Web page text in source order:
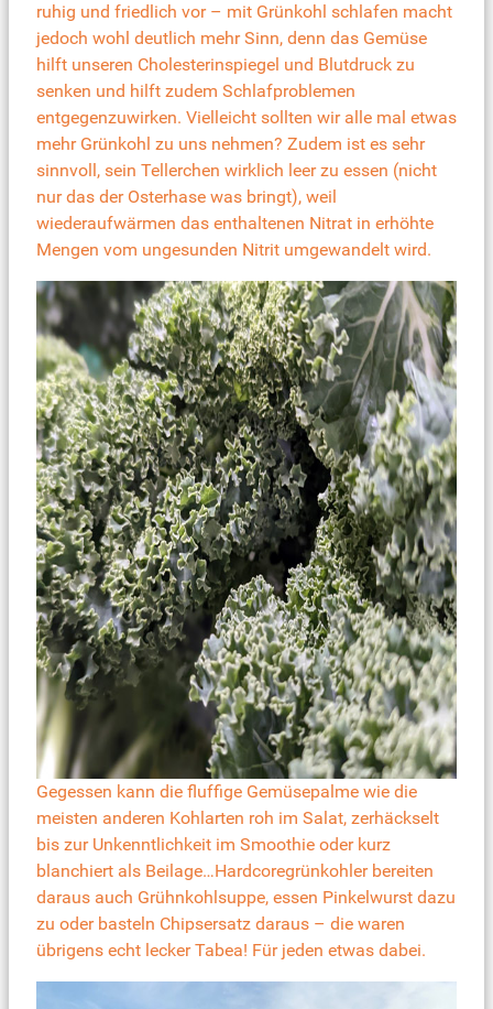
ruhig und friedlich vor – mit Grünkohl schlafen macht
jedoch wohl deutlich mehr Sinn, denn das Gemüse
hilft unseren Cholesterinspiegel und Blutdruck zu
senken und hilft zudem Schlafproblemen
entgegenzuwirken. Vielleicht sollten wir alle mal etwas
mehr Grünkohl zu uns nehmen? Zudem ist es sehr
sinnvoll, sein Tellerchen wirklich leer zu essen (nicht
nur das der Osterhase was bringt), weil
wiederaufwärmen das enthaltenen Nitrat in erhöhte
Mengen vom ungesunden Nitrit umgewandelt wird.
Gegessen kann die fluffige Gemüsepalme wie die
meisten anderen Kohlarten roh im Salat, zerhäckselt
bis zur Unkenntlichkeit im Smoothie oder kurz
blanchiert als Beilage…Hardcoregrünkohler bereiten
daraus auch Grühnkohlsuppe, essen Pinkelwurst dazu
zu oder basteln Chipsersatz daraus – die waren
übrigens echt lecker Tabea! Für jeden etwas dabei.